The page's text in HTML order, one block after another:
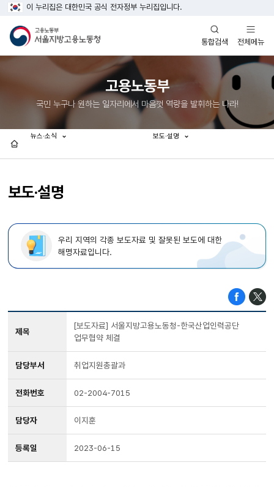
이 누리집은 대한민국 공식 전자정부 누리집입니다.
통합검색
열기
전체메뉴
열기
고용노동부
국민 누구나 원하는 일자리에서 마음껏 역량을 발휘하는 나라!
보도·설명
뉴스·소식 보도·설명
우리 지역의 각종 보도자료 및 잘못된 보도에 대한
해명자료입니다.
제목
[보도자료] 서울지방고용노동청-한국산업인력공단
업무협약 체결
담당부서 취업지원총괄과
전화번호 02-2004-7015
담당자 이지훈
등록일 2023-06-15